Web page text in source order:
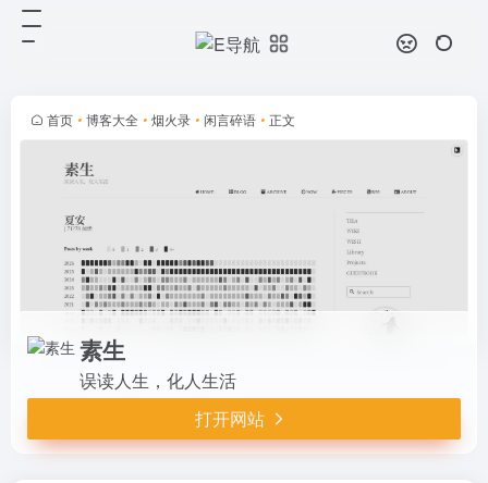
首页 • 博客大全 • 烟火录 • 闲言碎语 • 正文
素生
误读人生，化人生活
打开网站